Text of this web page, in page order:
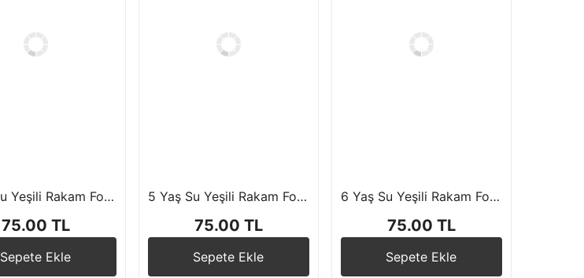
4 Yaş Su Yeşili Rakam Folyo Balon 76 cm
75.00 TL
Sepete Ekle
5 Yaş Su Yeşili Rakam Folyo Balon 76 cm
75.00 TL
Sepete Ekle
6 Yaş Su Yeşili Rakam Folyo Balon 76 cm
75.00 TL
Sepete Ekle